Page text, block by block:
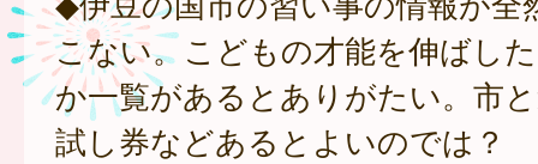
こない。こどもの才能を伸ばし
か一覧があるとありがたい。市
試し券などあるとよいのでは？